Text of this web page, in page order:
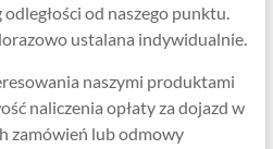
od naszego punktu.
ustalana indywidualnie.
naszymi produktami
naliczenia opłaty za dojazd w
zamówień lub odmowy